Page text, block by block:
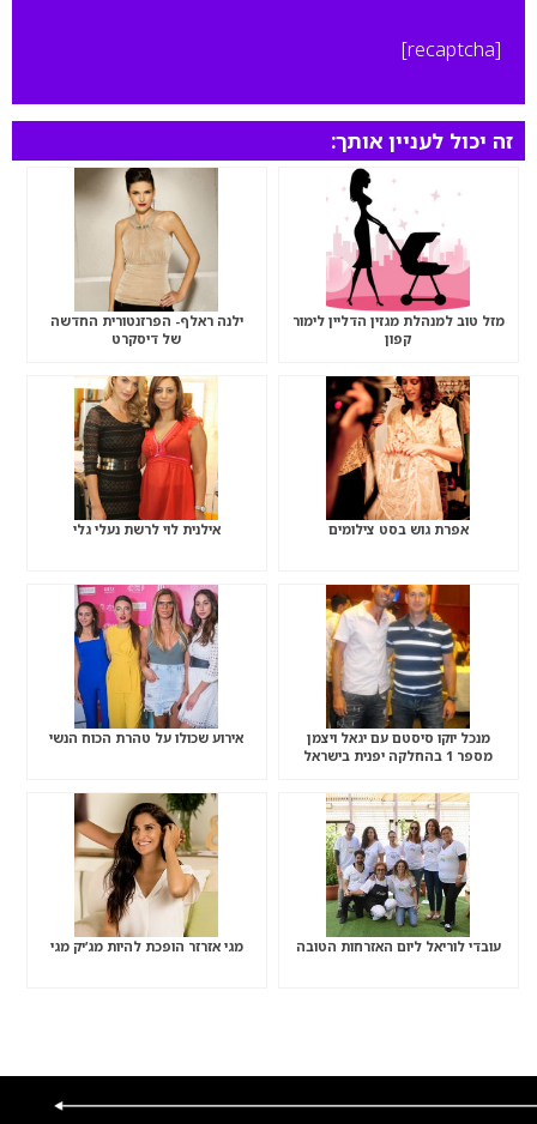
[recaptcha]
זה יכול לעניין אותך:
מזל טוב למנהלת מגזין הדליין לימור
קפון
ילנה ראלף- הפרזנטורית החדשה
של דיסקרט
אפרת גוש בסט צילומים אילנית לוי לרשת נעלי גלי
מנכל יוקו סיסטם עם יגאל ויצמן
מספר 1 בהחלקה יפנית בישראל
אירוע שכולו על טהרת הכוח הנשי
עובדי לוריאל ליום האזרחות הטובה מגי אזרזר הופכת להיות מג’יק מגי